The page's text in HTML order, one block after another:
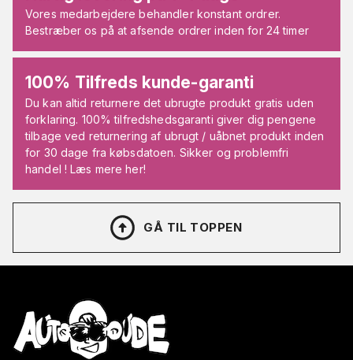
Vores medarbejdere behandler konstant ordrer.
Bestræber os på at afsende ordrer inden for 24 timer
100% Tilfreds kunde-garanti
Du kan altid returnere det ubrugte produkt gratis uden
forklaring. 100% tilfredshedsgaranti giver dig pengene
tilbage ved returnering af ubrugt / uåbnet produkt inden
for 30 dage fra købsdatoen. Sikker og problemfri
handel ! Læs mere her!
GÅ TIL TOPPEN